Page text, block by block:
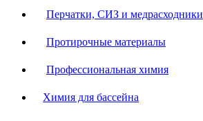
Перчатки, СИЗ и медрасходники
Протирочные материалы
Профессиональная химия
Химия для бассейна